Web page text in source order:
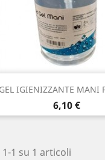
GEL IGIENIZZANTE MANI
Prezzo
6,10 €
1 su 1 articoli